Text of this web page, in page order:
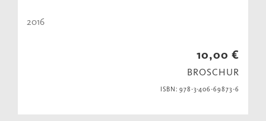
2016
10,00 €
BROSCHUR
ISBN: 978-3-406-69873-6